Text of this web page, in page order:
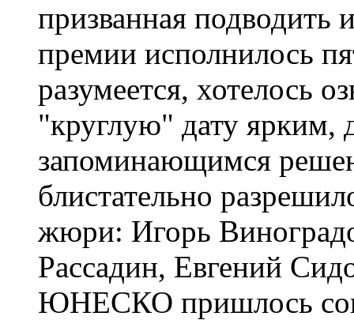
призванная
премии исполнилось
разумеется, хотелось
"круглую" дату ярким,
запоминающимся
блистательно
жюри: Игорь
Рассадин, Евгений
ЮНЕСКО пришлось